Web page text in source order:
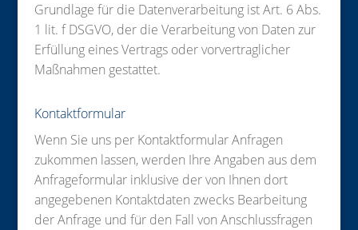
Grundlage für die Datenverarbeitung ist Art. 6 Abs.
1 lit. f DSGVO, der die Verarbeitung von Daten zur
Erfüllung eines Vertrags oder vorvertraglicher
Maßnahmen gestattet.
Kontaktformular
Wenn Sie uns per Kontaktformular Anfragen
zukommen lassen, werden Ihre Angaben aus dem
Anfrageformular inklusive der von Ihnen dort
angegebenen Kontaktdaten zwecks Bearbeitung
der Anfrage und für den Fall von Anschlussfragen